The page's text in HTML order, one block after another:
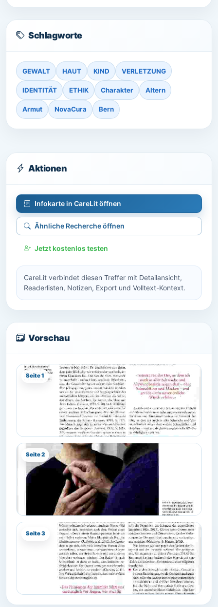
Schlagworte
GEWALT HAUT KIND VERLETZUNG
IDENTITÄT ETHIK Charakter Altern
Armut NovaCura Bern
Aktionen
Infokarte in CareLit öffnen
Ähnliche Recherche öffnen
Jetzt kostenlos testen
CareLit verbindet diesen Treffer mit Detailansicht,
Readerlisten, Notizen, Export und Volltext-Kontext.
Vorschau
Seite 1
Seite 2
Seite 3